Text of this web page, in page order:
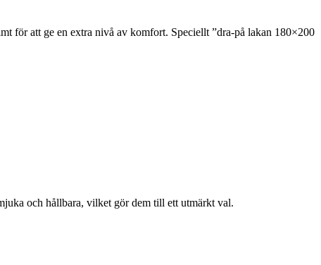
för att ge en extra nivå av komfort. Speciellt ”dra-på lakan 180×200
och hållbara, vilket gör dem till ett utmärkt val.